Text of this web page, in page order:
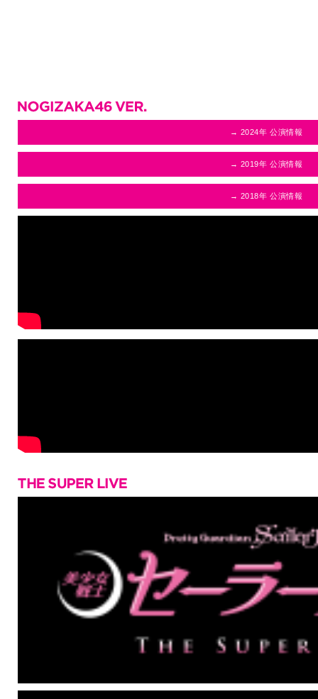
→ 2024年 公演情報
→ 2019年 公演情報
→ 2018年 公演情報